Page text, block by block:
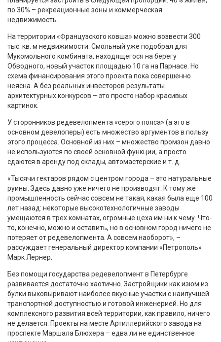
по 30% – рекреационные зоны и коммерческая
недвижимость.
На территории «Французского ковша» можно возвести 300
тыс. кв. м недвижимости. Смольный уже подобрал для
Мукомольного комбината, находящегося на берегу
Обводного, новый участок площадью 10 га на Парнасе. Но
схема финансирования этого проекта пока совершенно
неясна. А без реальных инвесторов результаты
архитектурных конкурсов – это просто набор красивых
картинок.
У сторонников редевелопмента «серого пояса» (а это в
основном девелоперы) есть множество аргументов в пользу
этого процесса. Основной из них – множество промзон давно
не используются по своей основной функции, а просто
сдаются в аренду под склады, автомастерские и т. д.
«Тысячи гектаров рядом с центром города – это натуральные
руины. Здесь давно уже ничего не производят. К тому же
промышленность сейчас совсем не такая, какая была еще 100
лет назад: некоторые высокотехнологичные заводы
умещаются в трех комнатах, огромные цеха им ни к чему. Что-
то, конечно, можно и оставить, но в основном город ничего не
потеряет от редевелопмента. А совсем наоборот», –
рассуждает генеральный директор компании «Петрополь»
Марк Лернер.
Без помощи государства редевелопмент в Петербурге
развивается достаточно хаотично. Застройщики как изюм из
булки выковыривают наиболее вкусные участки с наилучшей
транспортной доступностью и готовой инженерией. Но для
комплексного развития всей территории, как правило, ничего
не делается. Проекты на месте Артиллерийского завода на
проспекте Маршала Блюхера – едва ли не единственное